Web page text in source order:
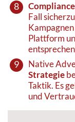
Fall
Plattform
Native
Strategie
Taktik. Es
und